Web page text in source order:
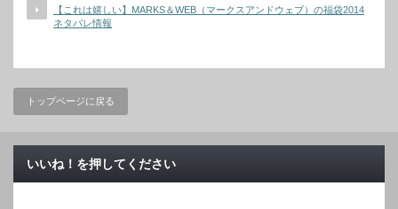
【これは嬉しい】MARKS＆WEB（マークスアンドウェブ）の福袋2014
ネタバレ情報
トップページに戻る
いいね！を押してください